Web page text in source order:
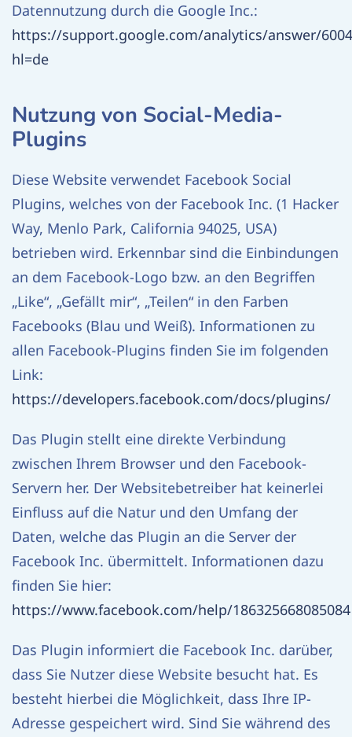
Datennutzung durch die Google Inc.:
https://support.google.com/analytics/answer/
hl=de
Nutzung von Social-Media-
Plugins
Diese Website verwendet Facebook Social
Plugins, welches von der Facebook Inc. (1 Hacker
Way, Menlo Park, California 94025, USA)
betrieben wird. Erkennbar sind die Einbindungen
an dem Facebook-Logo bzw. an den Begriffen
„Like“, „Gefällt mir“, „Teilen“ in den Farben
Facebooks (Blau und Weiß). Informationen zu
allen Facebook-Plugins finden Sie im folgenden
Link:
https://developers.facebook.com/docs/plugins/
Das Plugin stellt eine direkte Verbindung
zwischen Ihrem Browser und den Facebook-
Servern her. Der Websitebetreiber hat keinerlei
Einfluss auf die Natur und den Umfang der
Daten, welche das Plugin an die Server der
Facebook Inc. übermittelt. Informationen dazu
finden Sie hier:
https://www.facebook.com/help/186325668085084
Das Plugin informiert die Facebook Inc. darüber,
dass Sie Nutzer diese Website besucht hat. Es
besteht hierbei die Möglichkeit, dass Ihre IP-
Adresse gespeichert wird. Sind Sie während des